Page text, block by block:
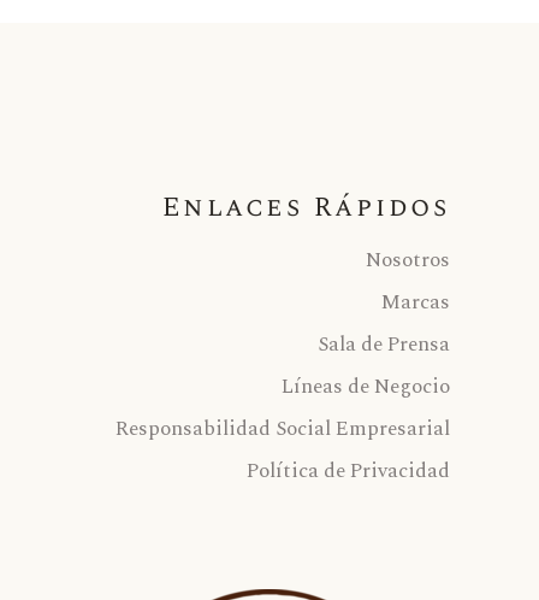
Enlaces Rápidos
Nosotros
Marcas
Sala de Prensa
Líneas de Negocio
Responsabilidad Social Empresarial
Política de Privacidad